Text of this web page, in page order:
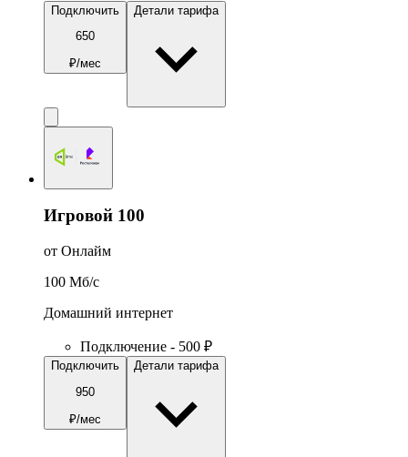
Подключить
650
₽/мес
Детали тарифа
Игровой 100
от Онлайм
100 Мб/c
Домашний интернет
Подключение - 500 ₽
Подключить
950
₽/мес
Детали тарифа